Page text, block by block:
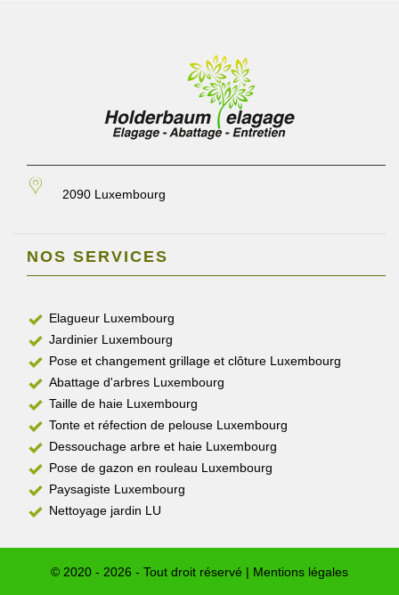
2090 Luxembourg
NOS SERVICES
Elagueur Luxembourg
Jardinier Luxembourg
Pose et changement grillage et clôture Luxembourg
Abattage d'arbres Luxembourg
Taille de haie Luxembourg
Tonte et réfection de pelouse Luxembourg
Dessouchage arbre et haie Luxembourg
Pose de gazon en rouleau Luxembourg
Paysagiste Luxembourg
Nettoyage jardin LU
© 2020 - 2026 - Tout droit réservé | Mentions légales